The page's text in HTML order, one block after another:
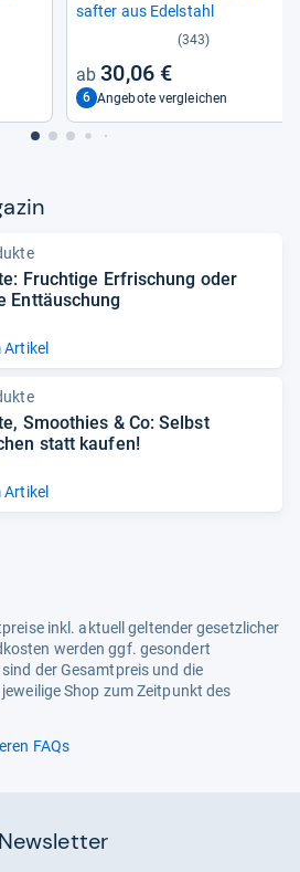
saf­ter aus Edel­stahl
(343)
30,06 €
6 Angebote vergleichen
Fruch­tige Erfri­schung oder
Ent­täu­schung
Artikel
Smoo­thies & Co: Selbst
statt kau­fen!
Artikel
inkl. aktuell geltender gesetzlicher
werden ggf. gesondert
der Gesamtpreis und die
Shop zum Zeitpunkt des
FAQs
Newsletter